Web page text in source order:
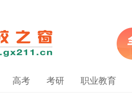
高考 考研 职业教育